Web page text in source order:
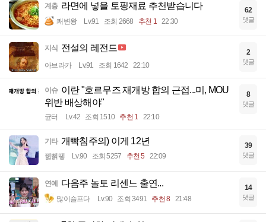
계층 라면에 넣을 토핑재료 추천받습니다
쾌변왕 Lv.91 조회 2668 추천 1 22:30
62
댓글
지식 전설의 레전드
아브라카 Lv.91 조회 1642 22:10
2
댓글
이슈 이란 "호르무즈 재개방 합의 근접...미, MOU
위반 배상해야"
균터 Lv.42 조회 1510 추천 1 22:10
8
댓글
기타 개빡침주의) 이게 12년
꿻뻵뗗 Lv.90 조회 5257 추천 5 22:09
39
댓글
연예 다음주 놀토 리센느 출연...
많이슬프다 Lv.90 조회 3491 추천 8 21:48
14
댓글